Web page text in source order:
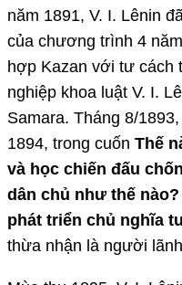
năm 1891, V. I. Lênin
của chương trình 4
hợp Kazan với tư cách
nghiệp khoa luật V. I.
Samara. Tháng 8/
1894, trong cuốn Thế
và học chiến đấu
dân chủ như thế nào?
phát triển chủ nghĩa
thừa nhận là người